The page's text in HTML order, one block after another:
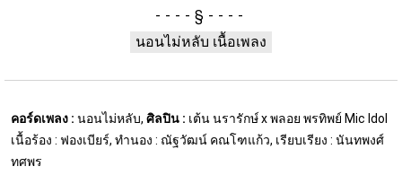
§
นอนไม่หลับ เนื้อเพลง
คอร์ดเพลง : นอนไม่หลับ, ศิลปิน : เต้น นรารักษ์ x พลอย พรทิพย์ Mic Idol
เนื้อร้อง : ฟองเบียร์, ทำนอง : ณัฐวัฒน์ คณโฑแก้ว, เรียบเรียง : นันทพงศ์
ทศพร